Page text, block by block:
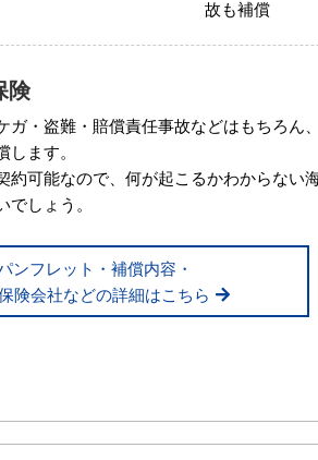
故も補償
険
ガ・盗難・賠償責任事故などはもちろん
します。
約可能なので、何が起こるかわからない
でしょう。
ンフレット・補償内容・
険会社などの詳細はこちら